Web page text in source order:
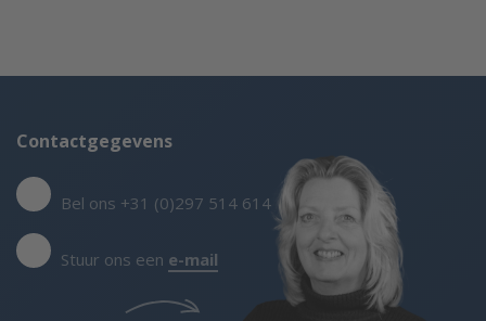
Contactgegevens
Bel ons +31 (0)297 514 614
Stuur ons een e-mail